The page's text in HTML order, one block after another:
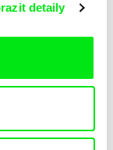
detaily